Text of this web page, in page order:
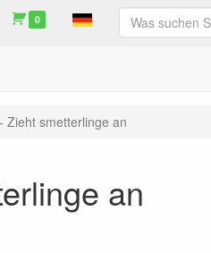
0
Zieht smetterlinge an
an